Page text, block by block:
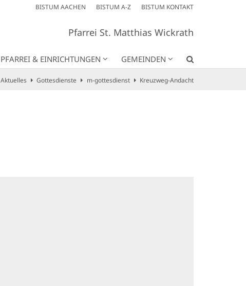
BISTUM AACHEN BISTUM A-Z BISTUM KONTAKT
Pfarrei St. Matthias Wickrath
PFARREI & EINRICHTUNGEN GEMEINDEN
Aktuelles Gottesdienste m-gottesdienst Kreuzweg-Andacht